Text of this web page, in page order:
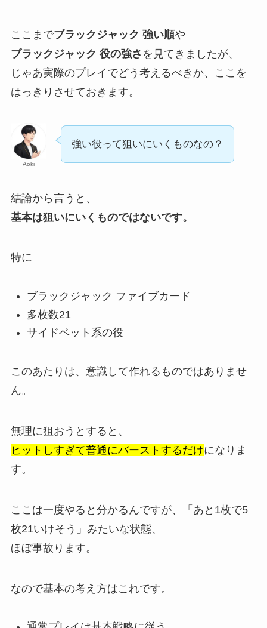
ここまでブラックジャック 強い順や
ブラックジャック 役の強さ を見てきましたが、
じゃあ実際のプレイでどう考えるべきか、ここを
はっきりさせておきます。
Aoki
強い役って狙いにいくものなの？
結論から言うと、
基本は狙いにいくものではないです。
特に
ブラックジャック ファイブカード
多枚数21
サイドベット系の役
このあたりは、意識して作れるものではありませ
ん。
無理に狙おうとすると、
ヒットしすぎて普通にバーストするだけになりま
す。
ここは一度やると分かるんですが、「あと1枚で5
枚21いけそう」みたいな状態、
ほぼ事故ります。
なので基本の考え方はこれです。